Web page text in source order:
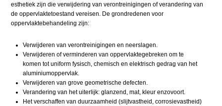
esthetiek zijn die verwijdering van verontreinigingen of verandering van
de oppervlaktetoestand vereisen. De grondredenen voor
oppervlaktebehandeling zijn:
Verwijderen van verontreinigingen en neerslagen.
Verwijderen of verminderen van oppervlaktegebreken om te
komen tot uniform fysisch, chemisch en elektrisch gedrag van het
aluminiumoppervlak.
Verwijderen van grove geometrische defecten.
Verandering van het uiterlijk: glanzend, mat, kleur enzovoort.
Het verschaffen van duurzaamheid (slijtvastheid, corrosievastheid)